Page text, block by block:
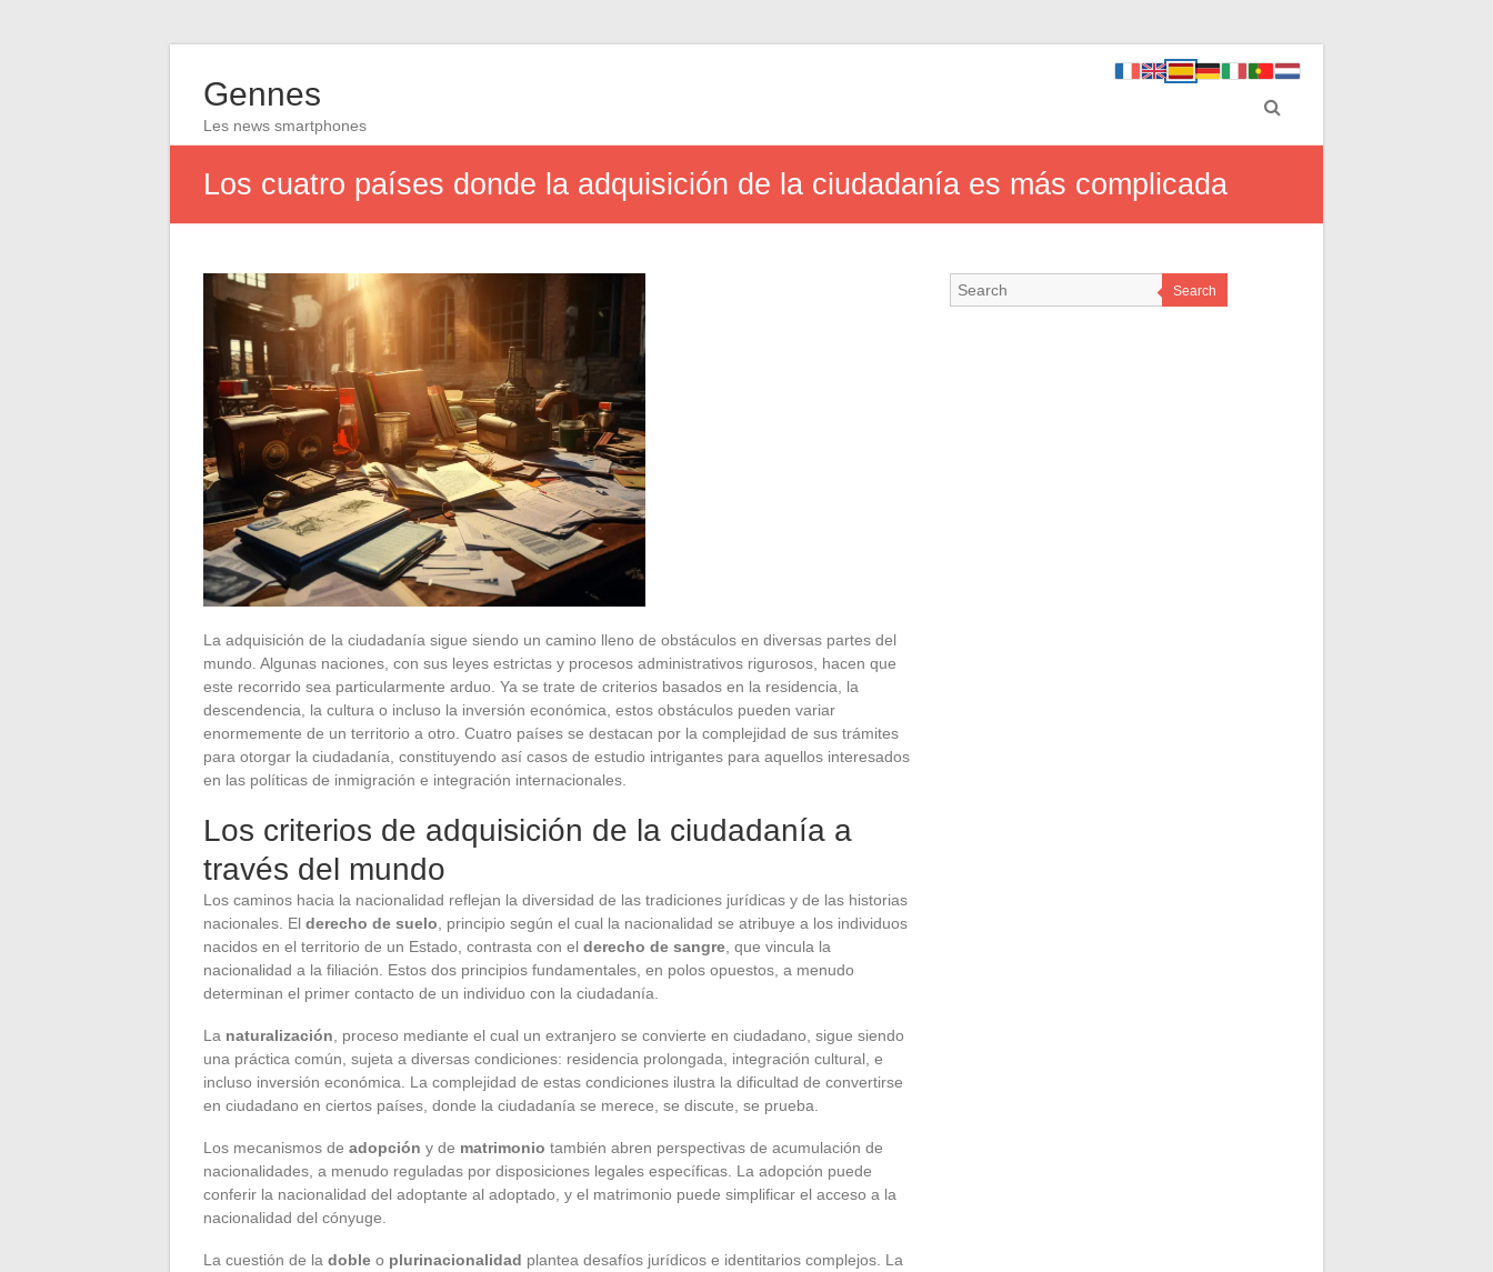
Gennes
Les news smartphones
Los cuatro países donde la adquisición de la ciudadanía es más complicada
La adquisición de la ciudadanía sigue siendo un camino lleno de obstáculos en diversas partes del
mundo. Algunas naciones, con sus leyes estrictas y procesos administrativos rigurosos, hacen que
este recorrido sea particularmente arduo. Ya se trate de criterios basados en la residencia, la
descendencia, la cultura o incluso la inversión económica, estos obstáculos pueden variar
enormemente de un territorio a otro. Cuatro países se destacan por la complejidad de sus trámites
para otorgar la ciudadanía, constituyendo así casos de estudio intrigantes para aquellos interesados
en las políticas de inmigración e integración internacionales.
Los criterios de adquisición de la ciudadanía a
través del mundo
Los caminos hacia la nacionalidad reflejan la diversidad de las tradiciones jurídicas y de las historias
nacionales. El derecho de suelo , principio según el cual la nacionalidad se atribuye a los individuos
nacidos en el territorio de un Estado, contrasta con el derecho de sangre , que vincula la
nacionalidad a la filiación. Estos dos principios fundamentales, en polos opuestos, a menudo
determinan el primer contacto de un individuo con la ciudadanía.
La naturalización , proceso mediante el cual un extranjero se convierte en ciudadano, sigue siendo
una práctica común, sujeta a diversas condiciones: residencia prolongada, integración cultural, e
incluso inversión económica. La complejidad de estas condiciones ilustra la dificultad de convertirse
en ciudadano en ciertos países, donde la ciudadanía se merece, se discute, se prueba.
Los mecanismos de adopción y de matrimonio también abren perspectivas de acumulación de
nacionalidades, a menudo reguladas por disposiciones legales específicas. La adopción puede
conferir la nacionalidad del adoptante al adoptado, y el matrimonio puede simplificar el acceso a la
nacionalidad del cónyuge.
La cuestión de la doble o plurinacionalidad plantea desafíos jurídicos e identitarios complejos. La
Search